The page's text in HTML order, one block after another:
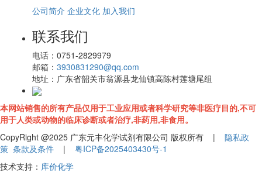
公司简介 企业文化 加入我们
联系我们
电话： 0751-2829979
邮箱： 3930831290@qq.com
地址： 广东省韶关市翁源县龙仙镇高陈村莲塘尾组
本网站销售的所有产品仅用于工业应用或者科学研究等非医疗目的,不可
用于人类或动物的临床诊断或者治疗,非药用,非食用。
CopyRight @2025 广东元丰化学试剂有限公司 版权所有 | 隐私政
策 条款及条件 | 粤ICP备2025403430号-1
技术支持： 库价化学